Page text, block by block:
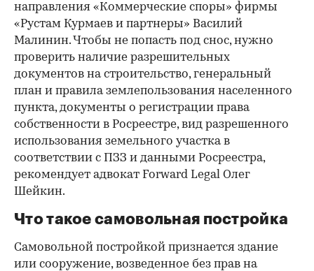
направления «Коммерческие споры» фирмы
«Рустам Курмаев и партнеры» Василий
Малинин. Чтобы не попасть под снос, нужно
проверить наличие разрешительных
документов на строительство, генеральный
план и правила землепользования населенного
пункта, документы о регистрации права
собственности в Росреестре, вид разрешенного
использования земельного участка в
соответствии с ПЗЗ и данными Росреестра,
рекомендует адвокат Forward Legal Олег
Шейкин.
Что такое самовольная постройка
Самовольной постройкой признается здание
или сооружение, возведенное без прав на